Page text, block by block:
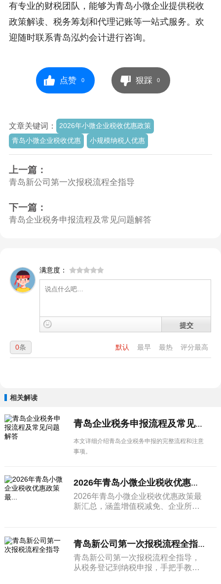
有专业的财税团队，能够为青岛小微企业提供税收
政策解读、税务筹划和代理记账等一站式服务。欢
迎随时联系青岛泓灼会计进行咨询。
点赞 0 狠踩 0
文章关键词：
2026年小微企业税收优惠政策
青岛小微企业税收优惠
小规模纳税人优惠
上一篇：
青岛新公司第一次报税流程全指导
下一篇：
青岛企业税务申报流程及常见问题解答
满意度：
提交
默认 最早 最热 评分最高
0条
相关解读
青岛企业税务申报流程及常见问题解答
本文详细介绍青岛企业税务申报的完整流程和注意
事项。
2026年青岛小微企业税收优惠政策最...
2026年青岛小微企业税收优惠政策最
新汇总，涵盖增值税减免、企业所得
青岛新公司第一次报税流程全指导
青岛新公司第一次报税流程全指导，
从税务登记到纳税申报，手把手教青